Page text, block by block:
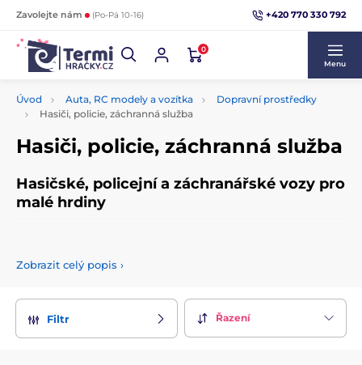
Zavolejte nám (Po-Pá 10-16) +420 770 330 792
0
Menu
Úvod Auta, RC modely a vozítka
Dopravní prostředky
Hasiči, policie, záchranná služba
Hasiči, policie, záchranná služba
Hasičské, policejní a záchranářské vozy pro
malé hrdiny
vozy, vrtulníkya dokonalé
zvukovýmiefekty, které dětem přiblíží skutečnou práci
hrdinů. Oblíbenou volbou jsou také tematické
které do hry přinášejí ještě více zábavy a akce. Hračky z této
Zobrazit celý popis ›
Filtr Řazení